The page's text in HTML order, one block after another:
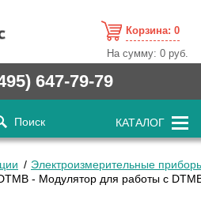
Корзина: 0
На сумму:0 руб.
647-79-79
Поиск КАТАЛОГ
Электроизмерительные
- Модулятор для работы с